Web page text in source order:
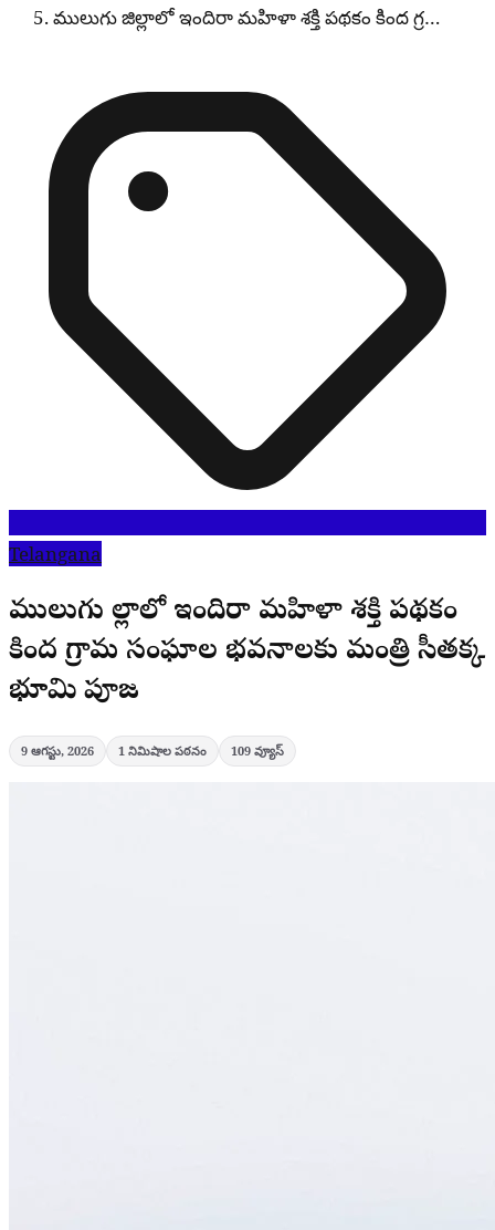
ములుగు జిల్లాలో ఇందిరా మహిళా శక్తి పథకం కింద గ్ర…
Telangana
ములుగు జిల్లాలో ఇందిరా మహిళా శక్తి పథకం
కింద గ్రామ సంఘాల భవనాలకు మంత్రి సీతక్క
భూమి పూజ
9 ఆగస్టు, 2026 1 నిమిషాల పఠనం 109 వ్యూస్